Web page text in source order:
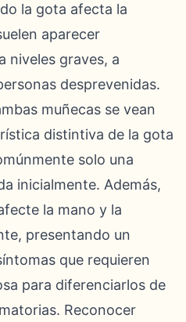
la gota afecta la
aparecer
niveles graves, a
desprevenidas.
muñecas se vean
distintiva de la gota
solo una
inicialmente. Además,
la mano y la
presentando un
que requieren
para diferenciarlos de
Reconocer